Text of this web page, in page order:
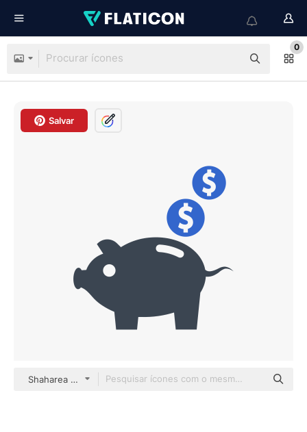
0
Salvar
Shaharea Others